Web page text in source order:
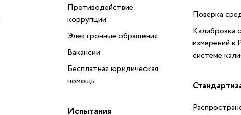
Противодействие
коррупции
Электронные обращения
Вакансии
Бесплатная юридическая
помощь
Испытания
Поверка
Калибровка
измерений в
системе